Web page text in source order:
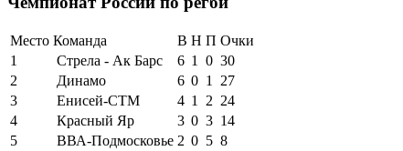
Место Команда В Н П Очки
1
Стрела - Ак Барс 6 1 0 30
2
Динамо 6 0 1
27
3
Енисей-СТМ 4 1 2 24
4
Красный Яр 3 0 3 14
5
ВВА-Подмосковье 2 0 5 8